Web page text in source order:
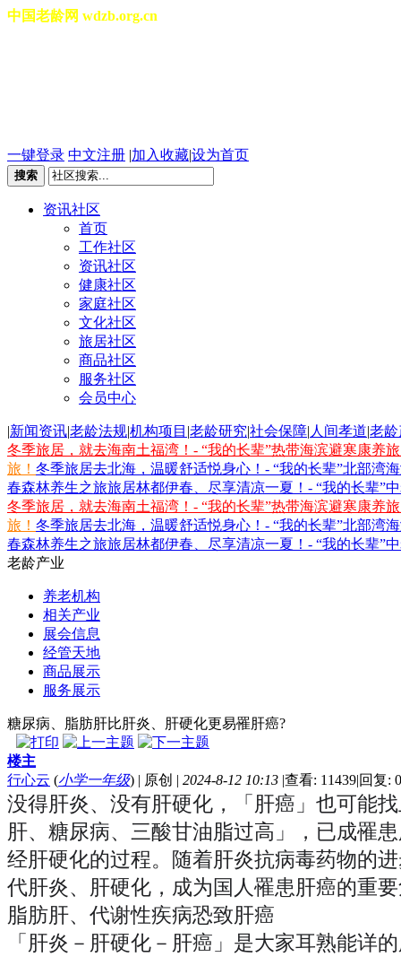
中国老龄网 wdzb.org.cn
一键登录 中文注册 |加入收藏|设为首页
搜索
资讯社区
首页
工作社区
资讯社区
健康社区
家庭社区
文化社区
旅居社区
商品社区
服务社区
会员中心
|新闻资讯|老龄法规|机构项目 |老龄研究|社会保障| 人间孝道|老
冬季旅居，就去海南土福湾！- “我的长辈”热带海滨避寒康养
旅！ 冬季旅居去北海，温暖舒适悦身心！- “我的长辈”北部湾
春森林养生之旅旅居林都伊春、尽享清凉一夏！- “我的长辈”
冬季旅居，就去海南土福湾！- “我的长辈”热带海滨避寒康养
旅！ 冬季旅居去北海，温暖舒适悦身心！- “我的长辈”北部湾
春森林养生之旅旅居林都伊春、尽享清凉一夏！- “我的长辈”
老龄产业
养老机构
相关产业
展会信息
经管天地
商品展示
服务展示
糖尿病、脂肪肝比肝炎、肝硬化更易罹肝癌?
楼主
行心云 (小学一年级) | 原创 | 2024-8-12 10:13 |查看: 11439|回复: 0
没得肝炎、没有肝硬化，「肝癌」也可能
肝、糖尿病、三酸甘油脂过高」，已成罹
经肝硬化的过程。随着肝炎抗病毒药物的
代肝炎、肝硬化，成为国人罹患肝癌的重
脂肪肝、代谢性疾病恐致肝癌
「肝炎－肝硬化－肝癌」是大家耳熟能详